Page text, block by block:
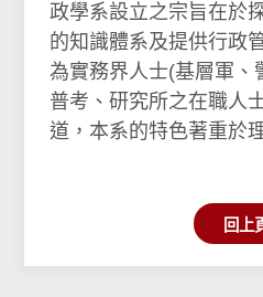
政學系設立之宗旨在於
的知識體系及提供行政
為實務界人士(基層軍、
普考、研究所之在職人
道，本系的特色著重於
回上